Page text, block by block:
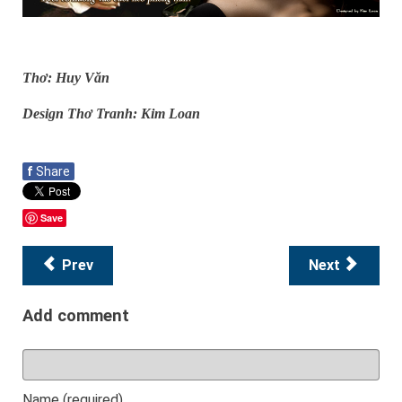
Thơ: Huy Văn
Design Thơ Tranh: Kim Loan
f Share
Save
Prev Next
Add comment